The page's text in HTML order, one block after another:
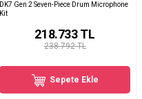
DK7 Gen 2 Seven-Piece Drum Microphone
Kit
238.792 TL
218.733TL
Sepete Ekle